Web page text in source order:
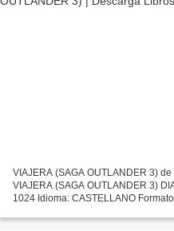
VIAJERA (SAGA OUTLANDER 3)
VIAJERA (SAGA OUTLANDER 3)
1024 Idioma: CASTELLANO
EDICIONES SALAMANDRA...